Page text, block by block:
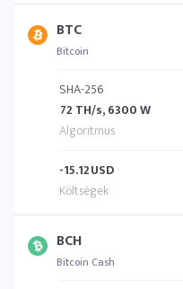
BTC
Bitcoin
SHA-256
72 TH/s, 6300 W
-15.12USD
BCH
Bitcoin Cash